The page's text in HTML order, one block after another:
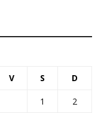
V S D
1 2